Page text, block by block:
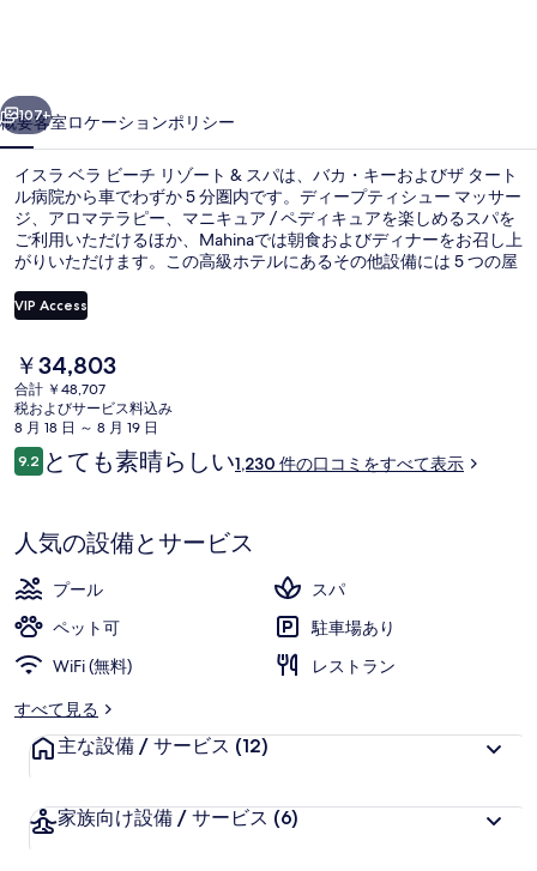
チ
リ
ゾ
ー
ト
&
パ
の
写
ギ
ラ
リ
ー
次へ
107+
概要客室ロケーションポリシー
イスラ ベラ ビーチ リゾート & スパは、バカ・キーおよびザ タート
ル病院から車でわずか 5 分圏内です。ディープティシュー マッサー
ジ、アロマテラピー、マニキュア / ペディキュアを楽しめるスパを
ご利用いただけるほか、Mahinaでは朝食およびディナーをお召し上
がりいただけます。この高級ホテルにあるその他設備には 5 つの屋
ます。旅行者はプールや親切なスタッフを評価しています。
VIP Access
現
在
の
料
金
は
す
￥34,803
合計 ￥48,707
税およびサービス料込み
8 月 18 日 ～ 8 月 19 日
口
コ
9.210段階中9.2
とても素晴らしい1,230 件の口コミをすべて表示
人気の設備とサービス
プール
スパ
ペット可
駐車場あり
WiFi (無料)
レストラン
すべて見る
主な設備 / サービス (12)
家族向け設備 / サービス (6)